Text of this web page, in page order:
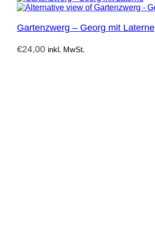
Gartenzwerg – Georg mit Laterne
€24,00 inkl. MwSt.